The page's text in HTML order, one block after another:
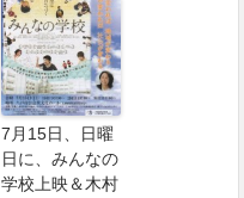
7月15日、日曜
日に、みんなの
学校上映＆木村